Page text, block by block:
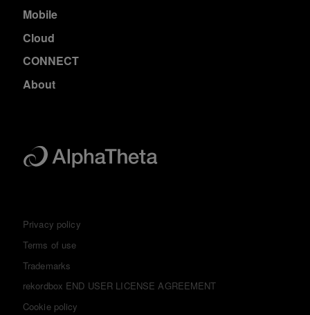
Mobile
Cloud
CONNECT
About
Privacy policy
Terms of use
Trademarks
rekordbox END USER LICENSE AGREEMENT
Cookie policy